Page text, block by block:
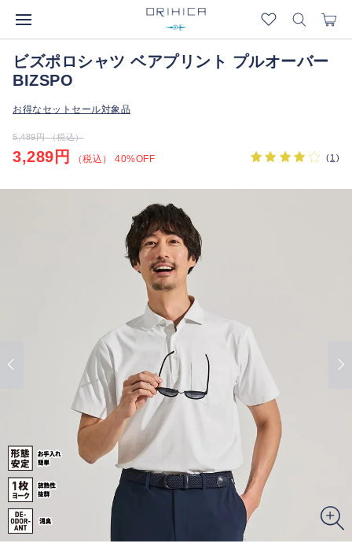
ビズポロシャツ ベアプリント プルオーバー
BIZSPO
お得なセットセール対象品
5,489円 （税込）
3,289円 （税込） 40%OFF (1 )